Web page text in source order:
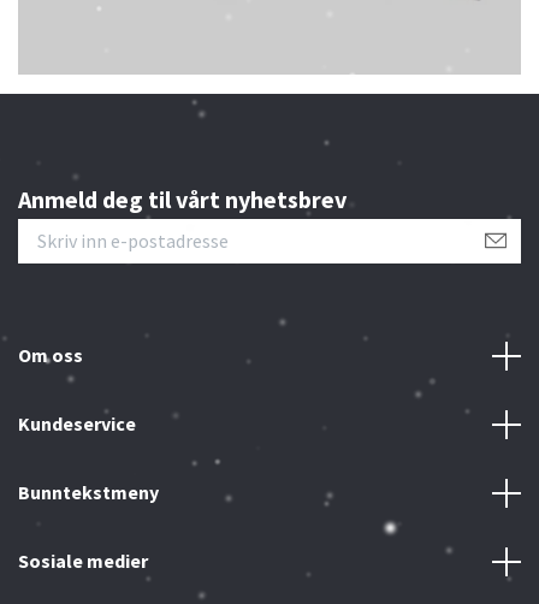
Anmeld deg til vårt nyhetsbrev
Om oss
Kundeservice
Bunntekstmeny
Sosiale medier